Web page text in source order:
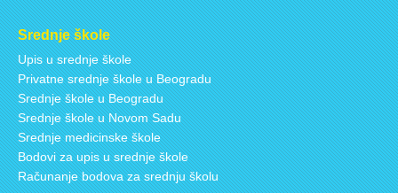
Srednje škole
Upis u srednje škole
Privatne srednje škole u Beogradu
Srednje škole u Beogradu
Srednje škole u Novom Sadu
Srednje medicinske škole
Bodovi za upis u srednje škole
Računanje bodova za srednju školu